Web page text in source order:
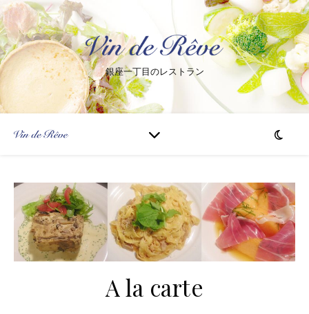
銀座一丁目のレストラン
A la carte